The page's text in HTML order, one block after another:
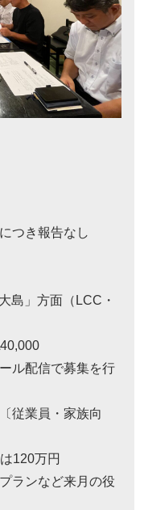
つき報告なし
島」方面（LCC・
ル配信で募集を行
従業員・家族向
120万円
ランなど来月の役